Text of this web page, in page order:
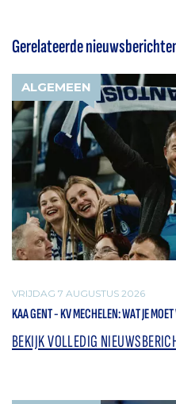
Gerelateerde
ALGEMEEN
VRIJDAG 7 AUGUSTUS 2026
KAA GENT - KV MECHELEN: WAT JE MOET
BEKIJK VOLLEDIG